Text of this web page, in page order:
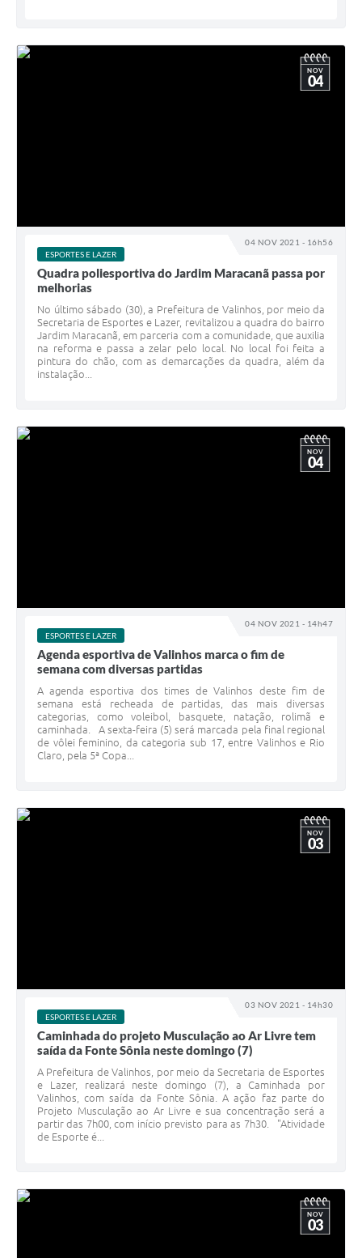
04 NOV 2021 - 16h56
NOV
04
ESPORTES E LAZER
Quadra poliesportiva do Jardim Maracanã passa por
melhorias
No último sábado (30), a Prefeitura de Valinhos, por meio da
Secretaria de Esportes e Lazer, revitalizou a quadra do bairro
Jardim Maracanã, em parceria com a comunidade, que auxilia
na reforma e passa a zelar pelo local. No local foi feita a
pintura do chão, com as demarcações da quadra, além da
instalação...
04 NOV 2021 - 14h47
NOV
04
ESPORTES E LAZER
Agenda esportiva de Valinhos marca o fim de
semana com diversas partidas
A agenda esportiva dos times de Valinhos deste fim de
semana está recheada de partidas, das mais diversas
categorias, como voleibol, basquete, natação, rolimã e
caminhada. A sexta-feira (5) será marcada pela final regional
de vôlei feminino, da categoria sub 17, entre Valinhos e Rio
Claro, pela 5ª Copa...
03 NOV 2021 - 14h30
NOV
03
ESPORTES E LAZER
Caminhada do projeto Musculação ao Ar Livre tem
saída da Fonte Sônia neste domingo (7)
A Prefeitura de Valinhos, por meio da Secretaria de Esportes
e Lazer, realizará neste domingo (7), a Caminhada por
Valinhos, com saída da Fonte Sônia. A ação faz parte do
Projeto Musculação ao Ar Livre e sua concentração será a
partir das 7h00, com início previsto para as 7h30. "Atividade
de Esporte é...
NOV
03